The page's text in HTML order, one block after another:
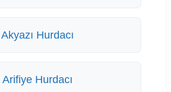
Akyazı Hurdacı
Arifiye Hurdacı